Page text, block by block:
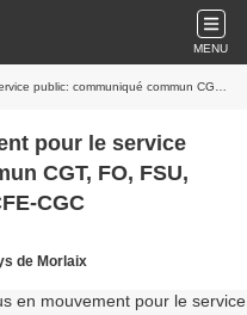
MENU
CGT, FO, FSU, Solidaires, CFTC, FA-FP, CFE-CGC
pour le service
CGT, FO, FSU,
CGC
de Morlaix